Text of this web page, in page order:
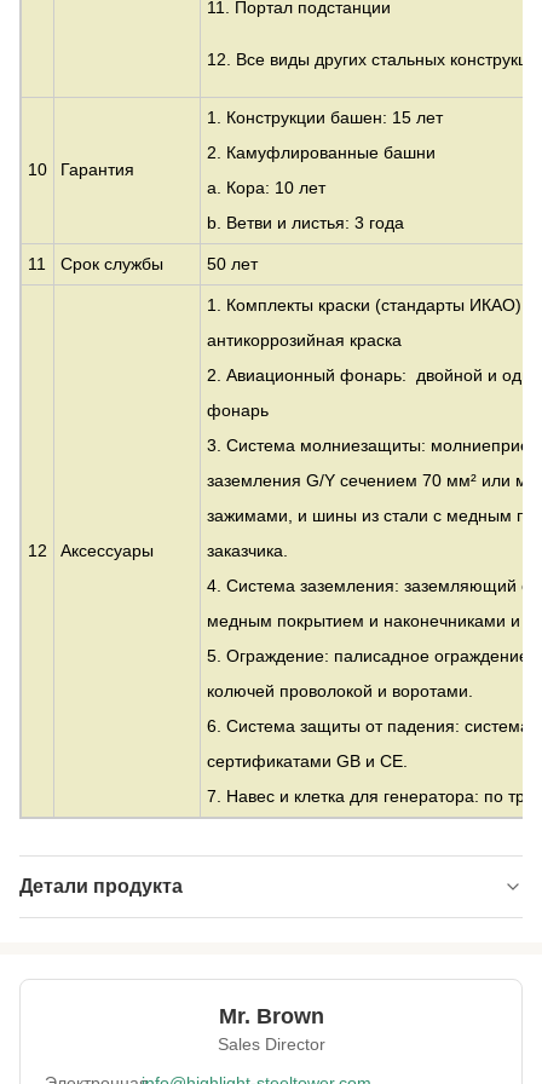
11. Портал подстанции
12. Все виды других стальных
10 Гарантия
1. Конструкции башен: 15 лет
2. Камуфлированные башни
a. Кора: 10 лет
b. Ветви и листья: 3 года
11 Срок службы 50 лет
12 Аксессуары
1. Комплекты краски (стандарты ИКАО):
антикоррозийная краска
2. Авиационный фонарь: двойной и
фонарь
3. Система молниезащиты:
заземления G/Y сечением 70 мм² или
зажимами, и шины из стали с медным
заказчика.
4. Система заземления: заземляющий
медным покрытием и наконечниками и
5. Ограждение: палисадное ограждение
колючей проволокой и воротами.
6. Система защиты от падения: система
сертификатами GB и CE.
7. Навес и клетка для генератора: по
Детали продукта
Height: от 10 до 500 м
одиночный монополь
Certification: SGS, CE, ISO
Mr. Brown
Sales Director